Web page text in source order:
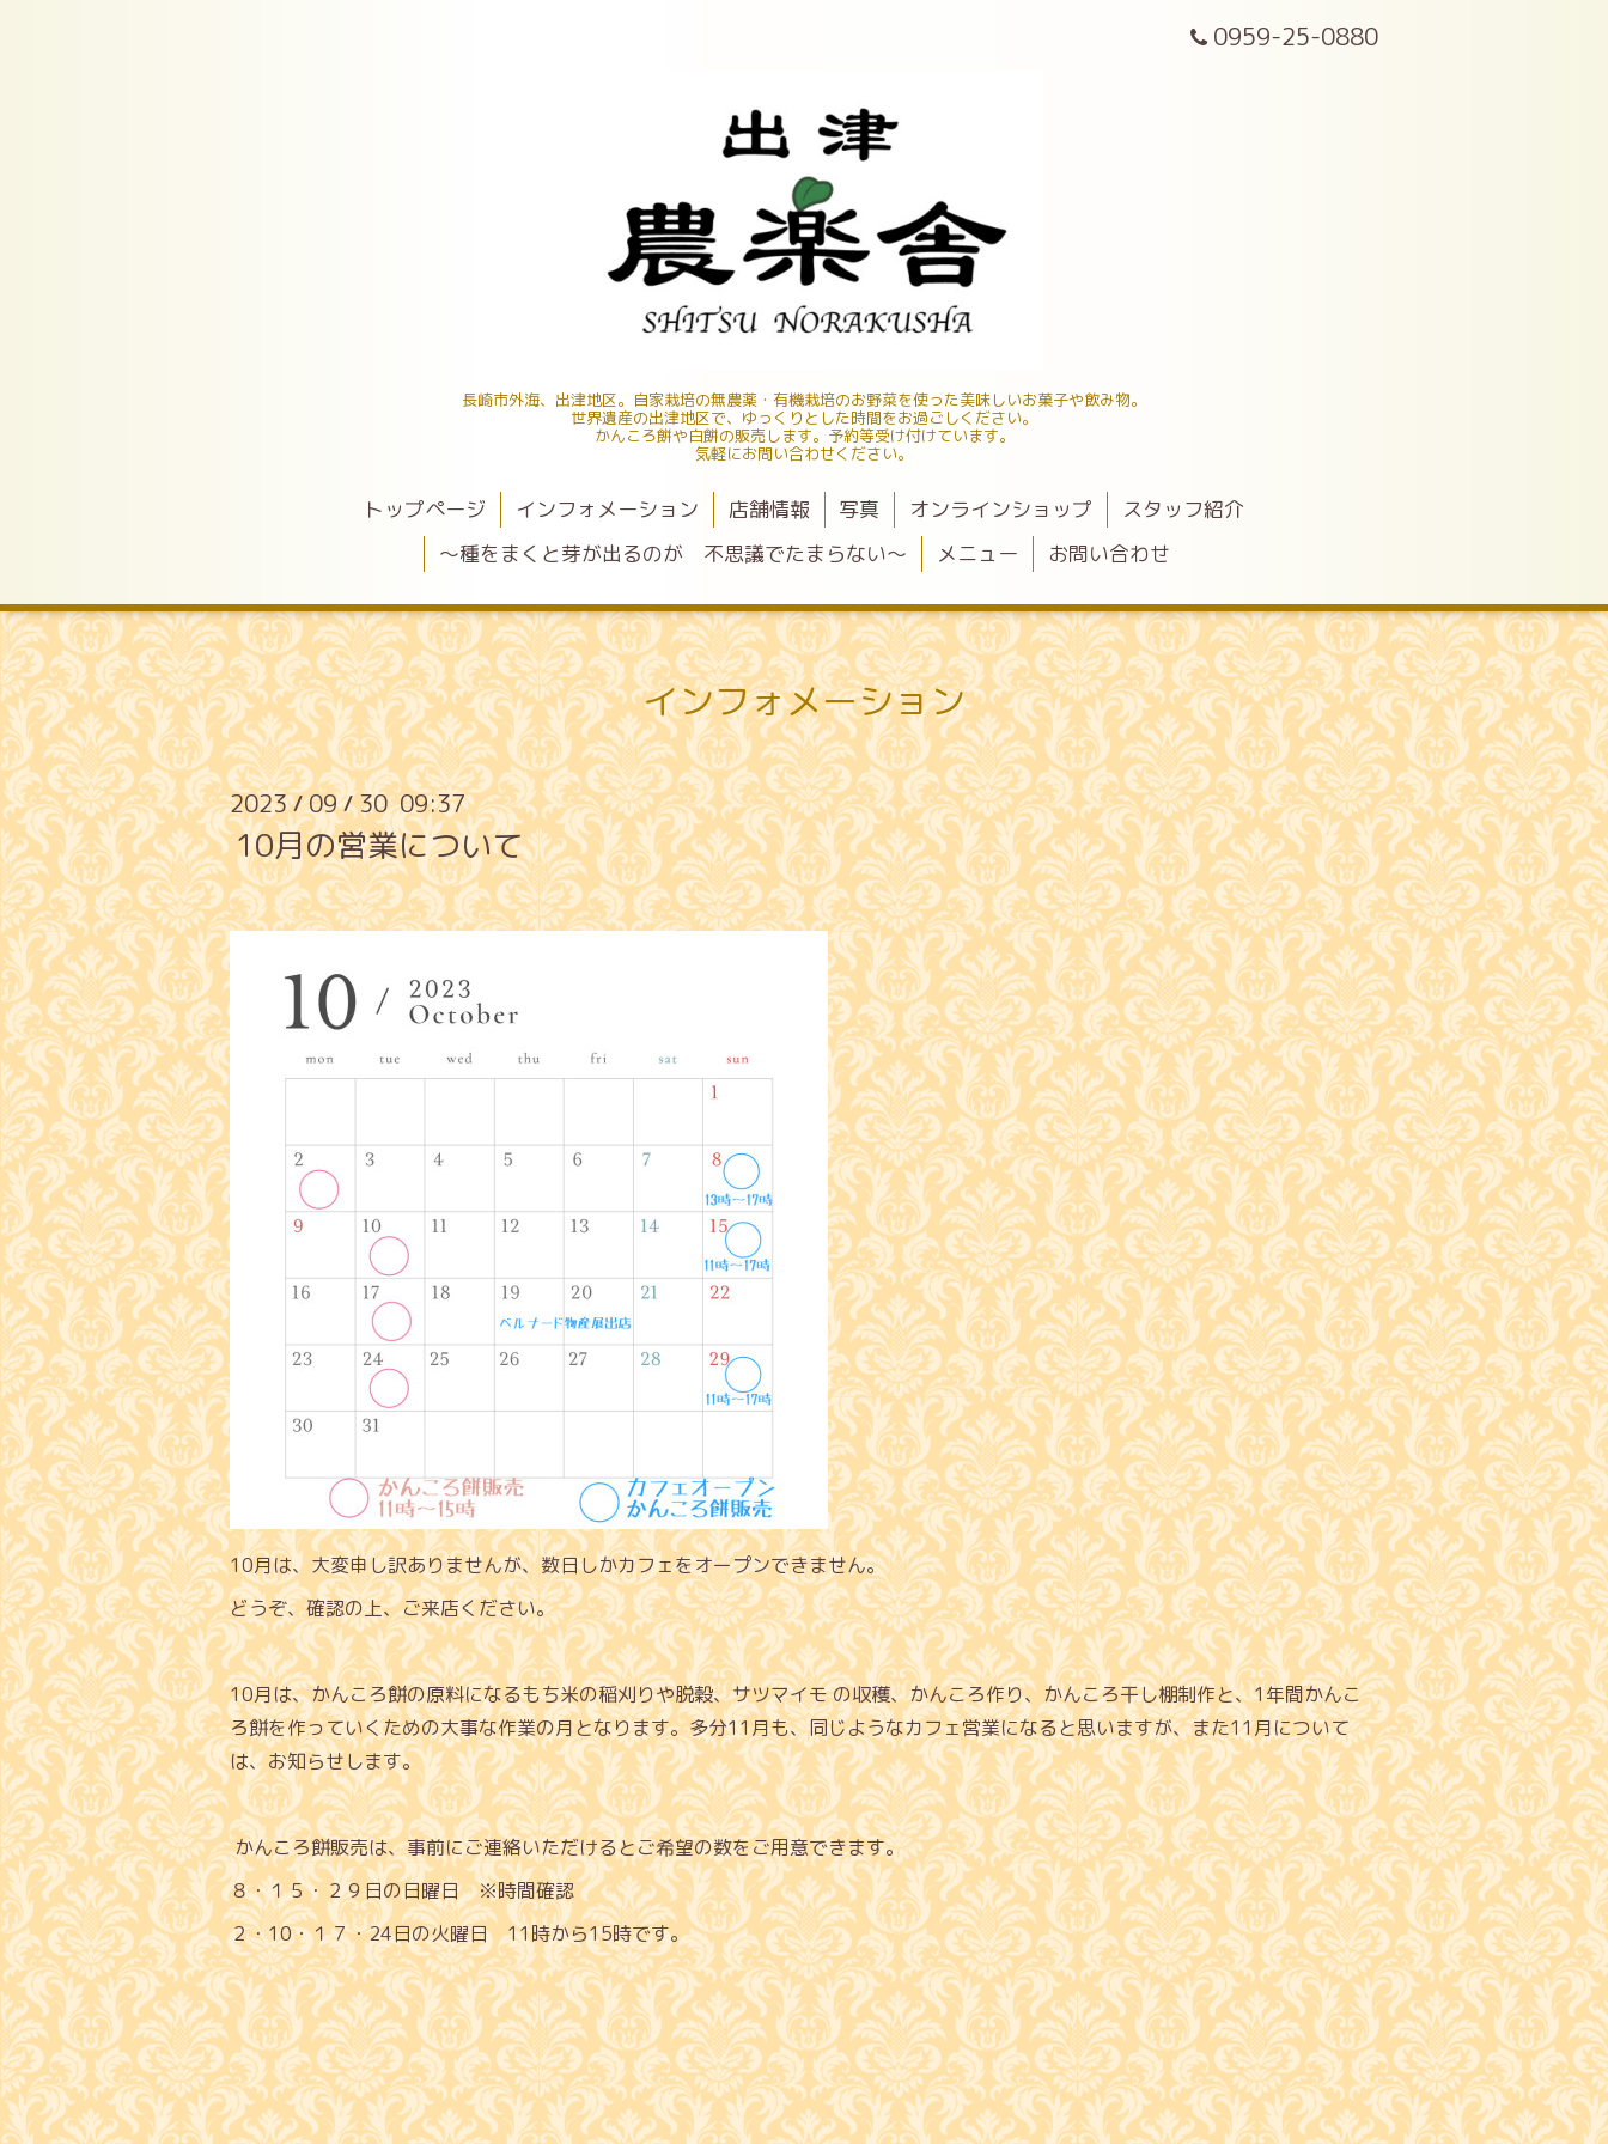
0959-25-0880
長崎市外海、出津地区。自家栽培の無農薬・有機栽培のお野菜を使った美味しいお菓子や飲み物。
世界遺産の出津地区で、ゆっくりとした時間をお過ごしください。
かんころ餅や白餅の販売します。予約等受け付けています。
気軽にお問い合わせください。
トップページ インフォメーション 店舗情報 写真 オンラインショップ
スタッフ紹介
〜種をまくと芽が出るのが 不思議でたまらない〜
メニュー お問い合わせ
インフォメーション
2023/09/30 09:37
10月の営業について
10月は、大変申し訳ありませんが、数日しかカフェをオープンできません。
どうぞ、確認の上、ご来店ください。
10月は、かんころ餅の原料になるもち米の稲刈りや脱穀、サツマイモ の収穫、かんころ作り、かんころ干し棚制作と、1年間かんこ
ろ餅を作っていくための大事な作業の月となります。多分11月も、同じようなカフェ営業になると思いますが、また11月について
は、お知らせします。
かんころ餅販売は、事前にご連絡いただけるとご希望の数をご用意できます。
８・１５・２９日の日曜日 ※時間確認
２・10・１７・24日の火曜日 11時から15時です。